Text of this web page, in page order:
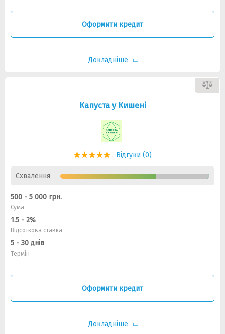
Оформити кредит
Докладніше
Капуста у Кишені
Відгуки (0)
Схвалення
500 - 5 000 грн.
Сума
1.5 - 2%
Відсоткова ставка
5 - 30 днів
Термін
Оформити кредит
Докладніше